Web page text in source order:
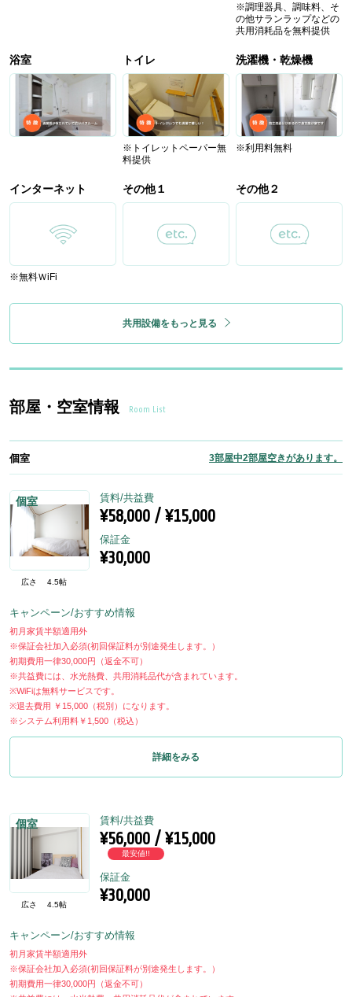
※調理器具、調味料、そ
の他サランラップなどの
共用消耗品を無料提供
浴室 トイレ
※トイレットペーパー無
料提供
洗濯機・乾燥機
※利用料無料
インターネット
※無料ＷiFi
その他１ その他２
共用設備をもっと見る
部屋・空室情報 Room List
個室 3部屋中2部屋空きがあります。
個室
広さ 4.5帖
賃料/共益費
¥58,000 / ¥15,000
保証金
¥30,000
キャンペーン/おすすめ情報
初月家賃半額適用外
※保証会社加入必須(初回保証料が別途発生します。）
初期費用一律30,000円（返金不可）
※共益費には、水光熱費、共用消耗品代が含まれています。
※WiFiは無料サービスです。
※退去費用 ￥15,000（税別）になります。
※システム利用料￥1,500（税込）
詳細をみる
個室
広さ 4.5帖
賃料/共益費
¥56,000 / ¥15,000
最安値!!
保証金
¥30,000
キャンペーン/おすすめ情報
初月家賃半額適用外
※保証会社加入必須(初回保証料が別途発生します。）
初期費用一律30,000円（返金不可）